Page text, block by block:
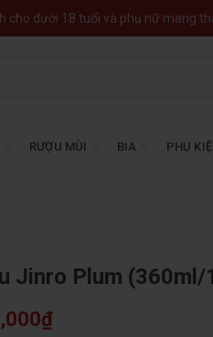
RƯỢU MÙI BIA PHỤ
Jinro Plum
₫
cho dưới 18 tuổi và phụ nữ mang